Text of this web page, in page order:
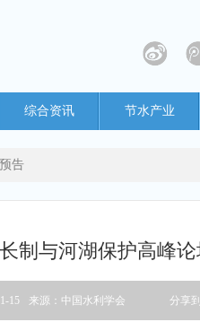
综合资讯 节水产业
告
制与河湖保护高峰
15 来源：中国水利学会 分享